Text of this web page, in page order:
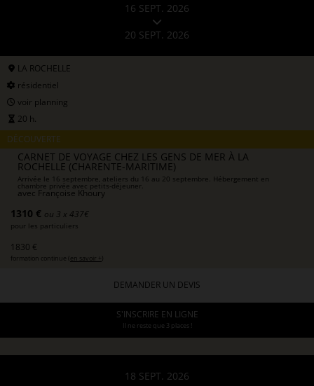
16 SEPT. 2026
20 SEPT. 2026
LA ROCHELLE
résidentiel
voir planning
20 h.
DÉCOUVERTE
CARNET DE VOYAGE CHEZ LES GENS DE MER À LA
ROCHELLE (CHARENTE-MARITIME)
Arrivée le 16 septembre, ateliers du 16 au 20 septembre. Hébergement en
chambre privée avec petits-déjeuner.
avec Françoise Khoury
1310 € ou 3 x 437€
pour les particuliers
1830 €
formation continue ( en savoir + )
DEMANDER UN DEVIS
S'INSCRIRE EN LIGNE
Il ne reste que 3 places !
18 SEPT. 2026